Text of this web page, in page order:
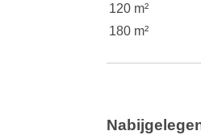
120 m²
180 m²